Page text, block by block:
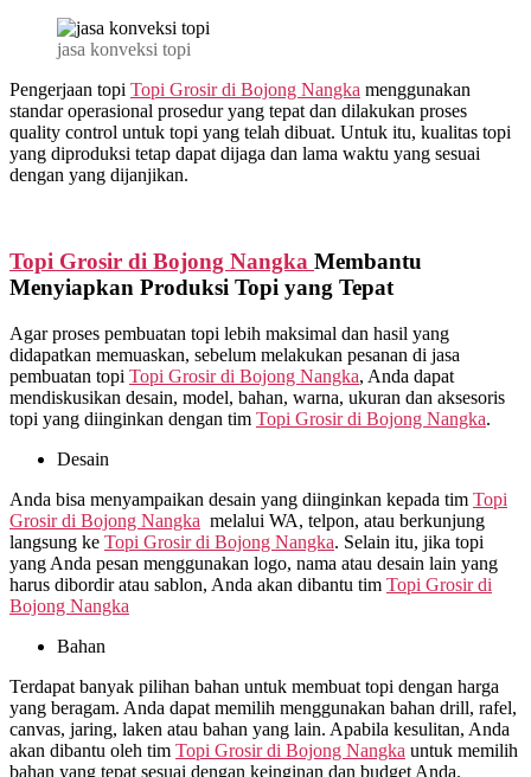
jasa konveksi topi
Pengerjaan topi Topi Grosir di Bojong Nangka menggunakan
standar operasional prosedur yang tepat dan dilakukan proses
quality control untuk topi yang telah dibuat. Untuk itu, kualitas topi
yang diproduksi tetap dapat dijaga dan lama waktu yang sesuai
dengan yang dijanjikan.
Topi Grosir di Bojong Nangka Membantu
Menyiapkan Produksi Topi yang Tepat
Agar proses pembuatan topi lebih maksimal dan hasil yang
didapatkan memuaskan, sebelum melakukan pesanan di jasa
pembuatan topi Topi Grosir di Bojong Nangka, Anda dapat
mendiskusikan desain, model, bahan, warna, ukuran dan aksesoris
topi yang diinginkan dengan tim Topi Grosir di Bojong Nangka.
Desain
Anda bisa menyampaikan desain yang diinginkan kepada tim Topi
Grosir di Bojong Nangka melalui WA, telpon, atau berkunjung
langsung ke Topi Grosir di Bojong Nangka. Selain itu, jika topi
yang Anda pesan menggunakan logo, nama atau desain lain yang
harus dibordir atau sablon, Anda akan dibantu tim Topi Grosir di
Bojong Nangka
Bahan
Terdapat banyak pilihan bahan untuk membuat topi dengan harga
yang beragam. Anda dapat memilih menggunakan bahan drill, rafel,
canvas, jaring, laken atau bahan yang lain. Apabila kesulitan, Anda
akan dibantu oleh tim Topi Grosir di Bojong Nangka untuk memilih
bahan yang tepat sesuai dengan keinginan dan budget Anda.